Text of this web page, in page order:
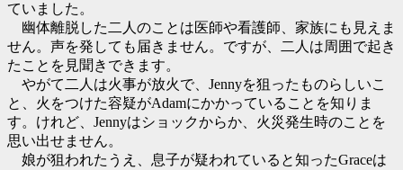
ていました。
幽体離脱した二人のことは医師や看護師、家族にも見えま
せん。声を発しても届きません。ですが、二人は周囲で起き
たことを見聞きできます。
やがて二人は火事が放火で、Jennyを狙ったものらしいこ
と、火をつけた容疑がAdamにかかっていることを知りま
す。けれど、Jennyはショックからか、火災発生時のことを
思い出せません。
娘が狙われたうえ、息子が疑われていると知ったGraceは